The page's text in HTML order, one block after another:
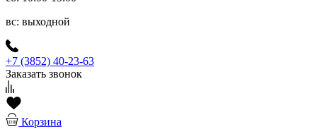
вс: выходной
+7 (3852) 40-23-63
Заказать звонок
Корзина